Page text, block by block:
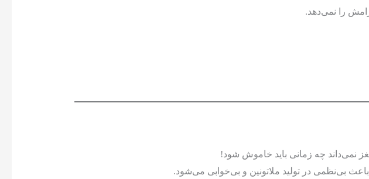
را نمی‌دهد.
نمی‌داند چه زمانی باید خاموش شود!
بی‌نظمی در تولید ملاتونین و بی‌خوابی می‌شود.